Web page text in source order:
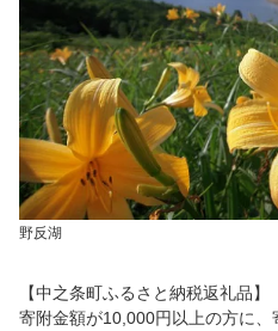
野反湖
【中之条町ふるさと納税返礼品】
寄附金額が10,000円以上の方に